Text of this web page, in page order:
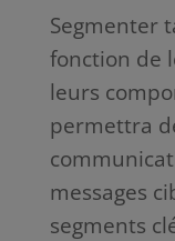
Segmenter
fonction de
leurs
permettra
messages
segments